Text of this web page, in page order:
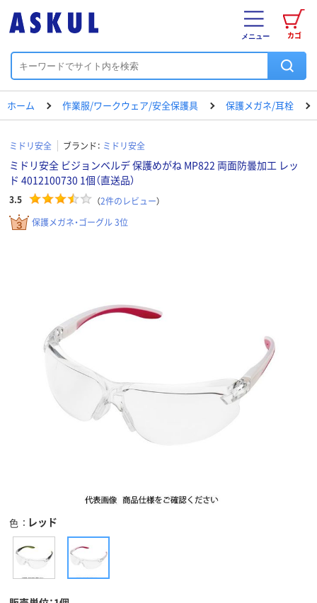
カゴ
メニュー
ホーム 作業服/ワークウェア/安全保護具 保護メガネ/耳栓
ミドリ安全 ブランド： ミドリ安全
ミドリ安全 ビジョンベルデ 保護めがね MP822 両面防曇加工 レッ
ド 4012100730 1個（直送品）
3.5 （2件のレビュー）
保護メガネ・ゴーグル 3位
色 レッド